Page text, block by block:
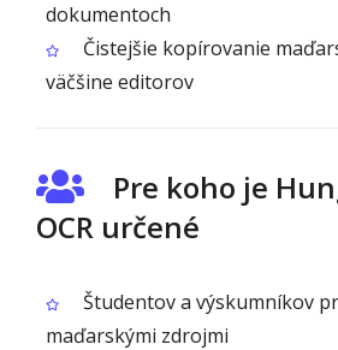
dokumentoch
Čistejšie kopírovanie
väčšine editorov
Pre koho je
OCR určené
Študentov a výskumníkov
maďarskými zdrojmi